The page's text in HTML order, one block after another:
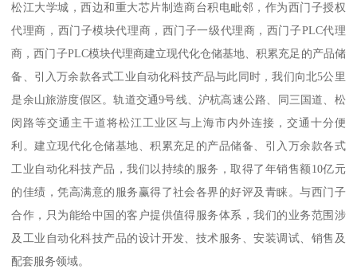
松江大学城，西边和重大芯片制造商台积电毗邻，作为西门子授权
代理商，西门子模块代理商，西门子一级代理商，西门子PLC代理
商，西门子PLC模块代理商建立现代化仓储基地、积累充足的产品储
备、引入万余款各式工业自动化科技产品与此同时，我们向北5公里
是余山旅游度假区。轨道交通9号线、沪杭高速公路、同三国道、松
闵路等交通主干道将松江工业区与上海市内外连接，交通十分便
利。建立现代化仓储基地、积累充足的产品储备、引入万余款各式
工业自动化科技产品，我们以持续的服务，取得了年销售额10亿元
的佳绩，凭高满意的服务赢得了社会各界的好评及青睐。与西门子
合作，只为能给中国的客户提供值得服务体系，我们的业务范围涉
及工业自动化科技产品的设计开发、技术服务、安装调试、销售及
配套服务领域。